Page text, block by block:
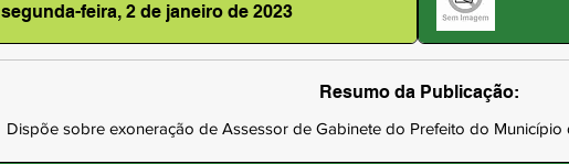
segunda-feira, 2 de janeiro de 2023
Resumo da Publicação:
Dispõe sobre exoneração de Assessor de Gabinete do Prefeito do